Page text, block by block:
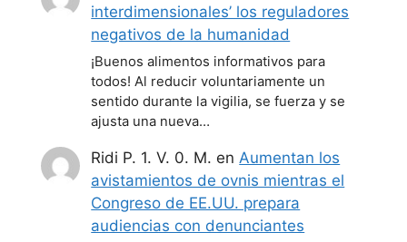
interdimensionales’ los reguladores
negativos de la humanidad
¡Buenos alimentos informativos para
todos! Al reducir voluntariamente un
sentido durante la vigilia, se fuerza y se
ajusta una nueva…
Ridi P. 1. V. 0. M. en Aumentan los
avistamientos de ovnis mientras el
Congreso de EE.UU. prepara
audiencias con denunciantes